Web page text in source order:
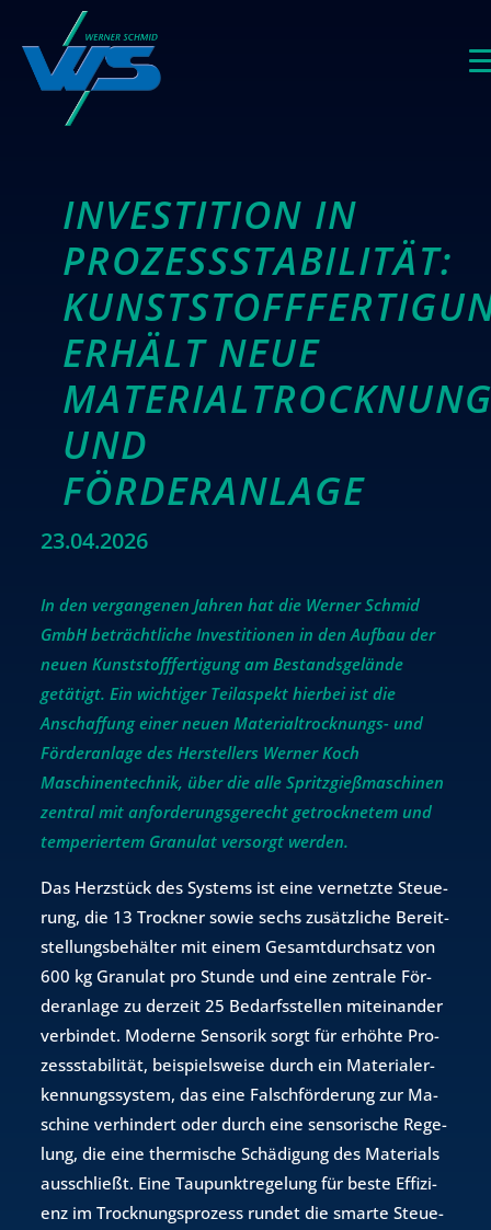
INVESTITION IN
PROZESSSTABILITÄT:
ERHÄLT NEUE
UND
FÖRDERANLAGE
23.04.2026
In den vergangenen Jahren hat die Werner Schmid
GmbH beträchtliche Investitionen in den Aufbau der
neuen Kunststofffertigung am Bestandsgelände
getätigt. Ein wichtiger Teilaspekt hierbei ist die
Anschaffung einer neuen Materialtrocknungs- und
Förderanlage des Herstellers Werner Koch
Maschinentechnik, über die alle Spritzgießmaschinen
zentral mit anforderungsgerecht getrocknetem und
temperiertem Granulat versorgt werden.
Das Herz­stück des Sys­tems ist eine ver­netz­te Steue­
rung, die 13 Trock­ner sowie sechs zu­sätz­li­che Be­reit­
stel­lungs­be­häl­ter mit einem Ge­samt­durch­satz von
600 kg Gra­nu­lat pro Stun­de und eine zen­tra­le För­
der­an­la­ge zu der­zeit 25 Be­darfs­stel­len mit­ein­an­der
ver­bin­det. Mo­der­ne Sen­so­rik sorgt für er­höh­te Pro­
zess­sta­bi­li­tät, bei­spiels­wei­se durch ein Ma­te­ria­l­er­
ken­nungs­sys­tem, das eine Falsch­för­de­rung zur Ma­
schi­ne ver­hin­dert oder durch eine sen­so­ri­sche Re­ge­
lung, die eine ther­mi­sche Schä­di­gung des Ma­te­ri­als
aus­schlie­ßt. Eine Tau­punkt­re­ge­lung für beste Ef­fi­zi­
enz im Trock­nungs­pro­zess run­det die smar­te Steue­